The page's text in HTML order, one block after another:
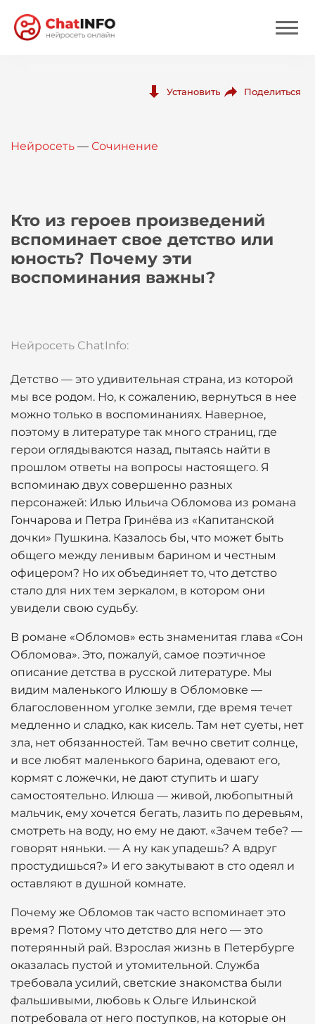
Вход
Установить Поделиться
Нейросеть — Сочинение
Кто из героев произведений
вспоминает свое детство или
юность? Почему эти
воспоминания важны?
Нейросеть ChatInfo:
Детство — это удивительная страна, из которой
мы все родом. Но, к сожалению, вернуться в нее
можно только в воспоминаниях. Наверное,
поэтому в литературе так много страниц, где
герои оглядываются назад, пытаясь найти в
прошлом ответы на вопросы настоящего. Я
вспоминаю двух совершенно разных
персонажей: Илью Ильича Обломова из романа
Гончарова и Петра Гринёва из «Капитанской
дочки» Пушкина. Казалось бы, что может быть
общего между ленивым барином и честным
офицером? Но их объединяет то, что детство
стало для них тем зеркалом, в котором они
увидели свою судьбу.
В романе «Обломов» есть знаменитая глава «Сон
Обломова». Это, пожалуй, самое поэтичное
описание детства в русской литературе. Мы
видим маленького Илюшу в Обломовке —
благословенном уголке земли, где время течет
медленно и сладко, как кисель. Там нет суеты, нет
зла, нет обязанностей. Там вечно светит солнце,
и все любят маленького барина, одевают его,
кормят с ложечки, не дают ступить и шагу
самостоятельно. Илюша — живой, любопытный
мальчик, ему хочется бегать, лазить по деревьям,
смотреть на воду, но ему не дают. «Зачем тебе? —
говорят няньки. — А ну как упадешь? А вдруг
простудишься?» И его закутывают в сто одеял и
оставляют в душной комнате.
Почему же Обломов так часто вспоминает это
время? Потому что детство для него — это
потерянный рай. Взрослая жизнь в Петербурге
оказалась пустой и утомительной. Служба
требовала усилий, светские знакомства были
фальшивыми, любовь к Ольге Ильинской
потребовала от него поступков, на которые он